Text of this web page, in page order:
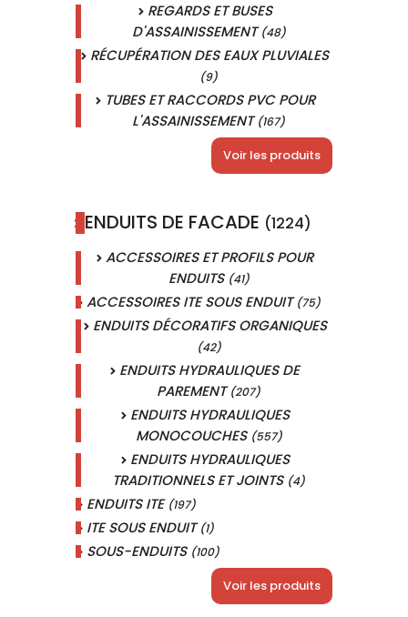
REGARDS ET BUSES
D'ASSAINISSEMENT(48)
RÉCUPÉRATION DES EAUX PLUVIALES
(9)
TUBES ET RACCORDS PVC POUR
L'ASSAINISSEMENT(167)
Voir les produits
ENDUITS DE FACADE (1224)
ACCESSOIRES ET PROFILS POUR
ENDUITS (41)
ACCESSOIRES ITE SOUS ENDUIT(75)
ENDUITS DÉCORATIFS ORGANIQUES
(42)
ENDUITS HYDRAULIQUES DE
PAREMENT(207)
ENDUITS HYDRAULIQUES
MONOCOUCHES (557)
ENDUITS HYDRAULIQUES
TRADITIONNELS ET JOINTS (4)
ENDUITS ITE (197)
ITE SOUS ENDUIT(1)
SOUS-ENDUITS (100)
Voir les produits